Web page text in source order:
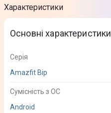
Характеристики
Основні характеристики
Серія
Amazfit Bip
Сумісність з ОС
Android